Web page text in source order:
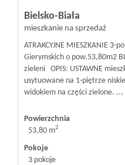
Bielsko-Biała
mieszkanie na sprzedaż
ATRAKCYJNE MIESZKANIE
Gierymskich o pow.53,80m2
zieleni OPIS: USTAWNE
usytuowane na 1-piętrze
widokiem na części zielone. ...
Powierzchnia
53,80 m2
Pokoje
3 pokoje